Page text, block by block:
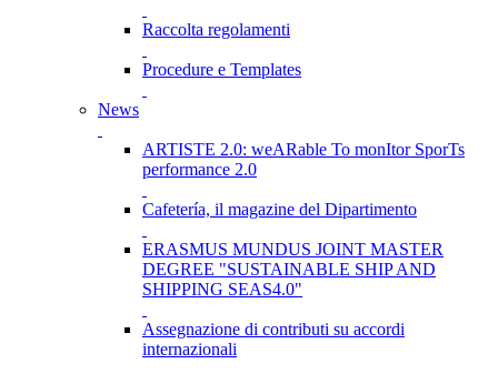
Raccolta regolamenti
Procedure e Templates
News
ARTISTE 2.0: weARable To monItor SporTs
performance 2.0
Cafetería, il magazine del Dipartimento
ERASMUS MUNDUS JOINT MASTER
DEGREE "SUSTAINABLE SHIP AND
SHIPPING SEAS4.0"
Assegnazione di contributi su accordi
internazionali